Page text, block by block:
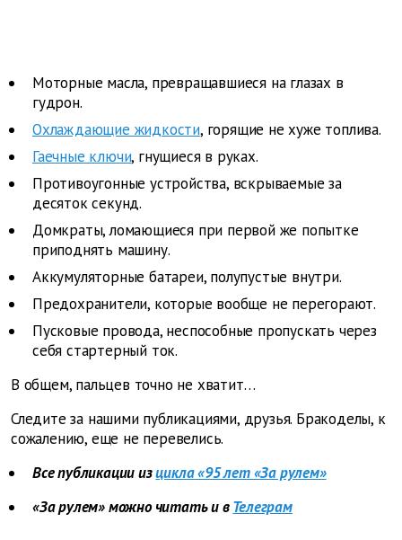
Моторные масла, превращавшиеся на глазах в
гудрон.
Охлаждающие жидкости, горящие не хуже топлива.
Гаечные ключи, гнущиеся в руках.
Противоугонные устройства, вскрываемые за
десяток секунд.
Домкраты, ломающиеся при первой же попытке
приподнять машину.
Аккумуляторные батареи, полупустые внутри.
Предохранители, которые вообще не перегорают.
Пусковые провода, неспособные пропускать через
себя стартерный ток.
В общем, пальцев точно не хватит…
Следите за нашими публикациями, друзья. Бракоделы, к
сожалению, еще не перевелись.
Все публикации изцикла «95 лет «За рулем»
«За рулем» можно читать и вТелеграм